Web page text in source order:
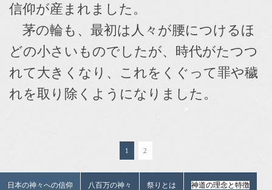
信仰が産まれました。
茅の輪も、最初は人々が腰につけるほ
どの小さいものでしたが、時代がたつつ
れて大きくなり、これをくぐって罪や穢
れを取り除くようになりました。
1 2
日本の神々への信仰 八百万の神々 祭りとは 神道の理念と特徴